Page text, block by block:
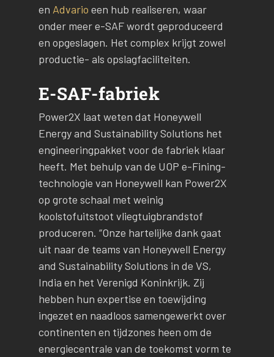
en Advario een hub realiseren, waar
onder meer e-SAF wordt geproduceerd
en opgeslagen. Het complex krijgt zowel
productie- als opslagfaciliteiten.
E-SAF-fabriek
Power2X laat weten dat Honeywell
Energy and Sustainability Solutions het
engineeringpakket voor de fabriek klaar
heeft. Met behulp van de UOP e-Fining-
technologie van Honeywell kan Power2X
op grote schaal met weinig
koolstofuitstoot vliegtuigbrandstof
produceren. “Onze hartelijke dank gaat
uit naar de teams van Honeywell Energy
and Sustainability Solutions in de VS,
India en het Verenigd Koninkrijk. Zij
hebben hun expertise en toewijding
ingezet en naadloos samengewerkt over
continenten en tijdzones heen om de
energiecentrale van de toekomst vorm te